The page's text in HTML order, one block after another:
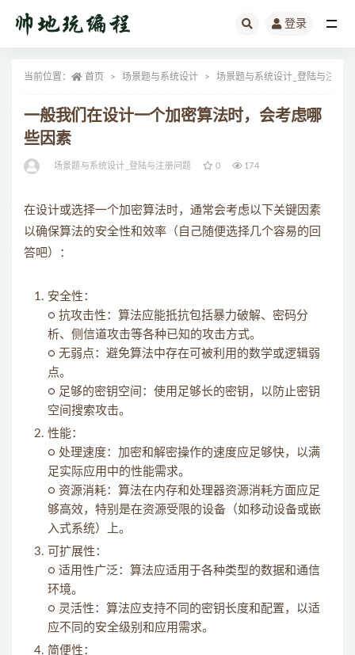
登录
当前位置： 首页 场景题与系统设计 场景题与系统设计_登陆与注册
一般我们在设计一个加密算法时，会考虑哪
些因素
场景题与系统设计_登陆与注册问题 0 174
在设计或选择一个加密算法时，通常会考虑以下关键因素
以确保算法的安全性和效率（自己随便选择几个容易的回
答吧）：
安全性：
○ 抗攻击性：算法应能抵抗包括暴力破解、密码分
析、侧信道攻击等各种已知的攻击方式。
○ 无弱点：避免算法中存在可被利用的数学或逻辑弱
点。
○ 足够的密钥空间：使用足够长的密钥，以防止密钥
空间搜索攻击。
性能：
○ 处理速度：加密和解密操作的速度应足够快，以满
足实际应用中的性能需求。
○ 资源消耗：算法在内存和处理器资源消耗方面应足
够高效，特别是在资源受限的设备（如移动设备或嵌
入式系统）上。
可扩展性：
○ 适用性广泛：算法应适用于各种类型的数据和通信
环境。
○ 灵活性：算法应支持不同的密钥长度和配置，以适
应不同的安全级别和应用需求。
简便性：